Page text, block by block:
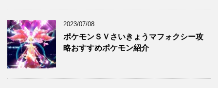
2023/07/08
ポケモンＳＶさいきょうマフォクシー攻
略おすすめポケモン紹介